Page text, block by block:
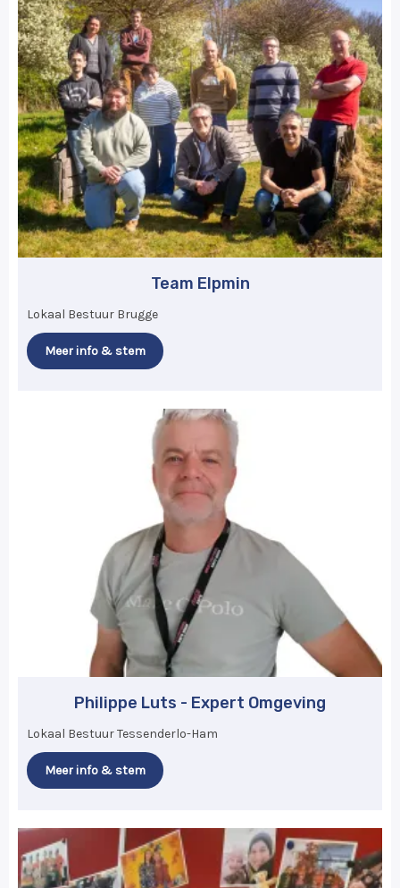
Team Elpmin
Lokaal Bestuur Brugge
Meer info & stem
Philippe Luts - Expert Omgeving
Lokaal Bestuur Tessenderlo-Ham
Meer info & stem